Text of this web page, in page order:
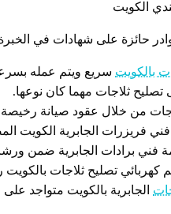
الكويت
حائزة على شهادات في الخبرة
بالكويت سريع ويتم عمله
تصليح ثلاجات مهما كان نوعها.
من خلال عقود صيانة
فريزرات الجابرية الكويت
فني برادات الجابرية ضمن
كهربائي تصليح ثلاجات
الجابرية بالكويت متواجد